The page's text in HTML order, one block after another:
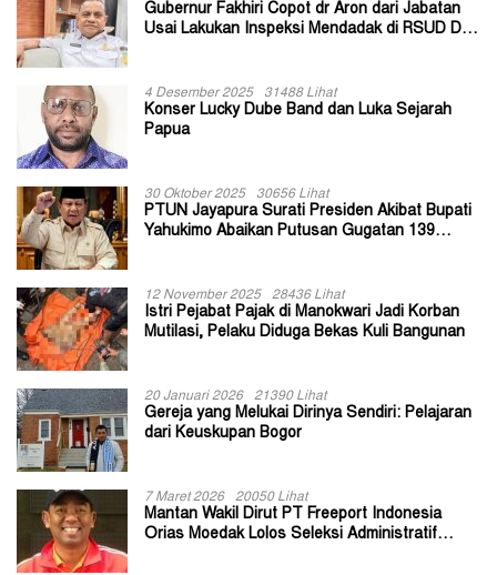
Gubernur Fakhiri Copot dr Aron dari Jabatan
Usai Lakukan Inspeksi Mendadak di RSUD Dok
4 Desember 2025 31488 Lihat
Konser Lucky Dube Band dan Luka Sejarah
Papua
30 Oktober 2025 30656 Lihat
PTUN Jayapura Surati Presiden Akibat Bupati
Yahukimo Abaikan Putusan Gugatan 139
12 November 2025 28436 Lihat
Istri Pejabat Pajak di Manokwari Jadi Korban
Mutilasi, Pelaku Diduga Bekas Kuli Bangunan
20 Januari 2026 21390 Lihat
Gereja yang Melukai Dirinya Sendiri: Pelajaran
dari Keuskupan Bogor
7 Maret 2026 20050 Lihat
Mantan Wakil Dirut PT Freeport Indonesia
Orias Moedak Lolos Seleksi Administratif